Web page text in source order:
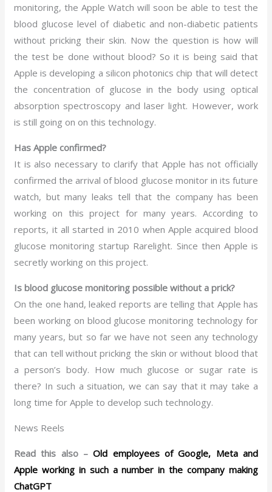
monitoring, the Apple Watch will soon be able to test the
blood glucose level of diabetic and non-diabetic patients
without pricking their skin. Now the question is how will
the test be done without blood? So it is being said that
Apple is developing a silicon photonics chip that will detect
the concentration of glucose in the body using optical
absorption spectroscopy and laser light. However, work
is still going on on this technology.
Has Apple confirmed?
It is also necessary to clarify that Apple has not officially
confirmed the arrival of blood glucose monitor in its future
watch, but many leaks tell that the company has been
working on this project for many years. According to
reports, it all started in 2010 when Apple acquired blood
glucose monitoring startup Rarelight. Since then Apple is
secretly working on this project.
Is blood glucose monitoring possible without a prick?
On the one hand, leaked reports are telling that Apple has
been working on blood glucose monitoring technology for
many years, but so far we have not seen any technology
that can tell without pricking the skin or without blood that
a person’s body. How much glucose or sugar rate is
there? In such a situation, we can say that it may take a
long time for Apple to develop such technology.
News Reels
Read this also –Old employees of Google, Meta and
Apple working in such a number in the company making
ChatGPT